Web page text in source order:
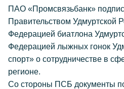
ПАО «Промсвязьбанк»
Правительством Удмуртской
Федерацией биатлона
Федерацией лыжных гонок
спорт» о сотрудничестве в
регионе.
Со стороны ПСБ документы